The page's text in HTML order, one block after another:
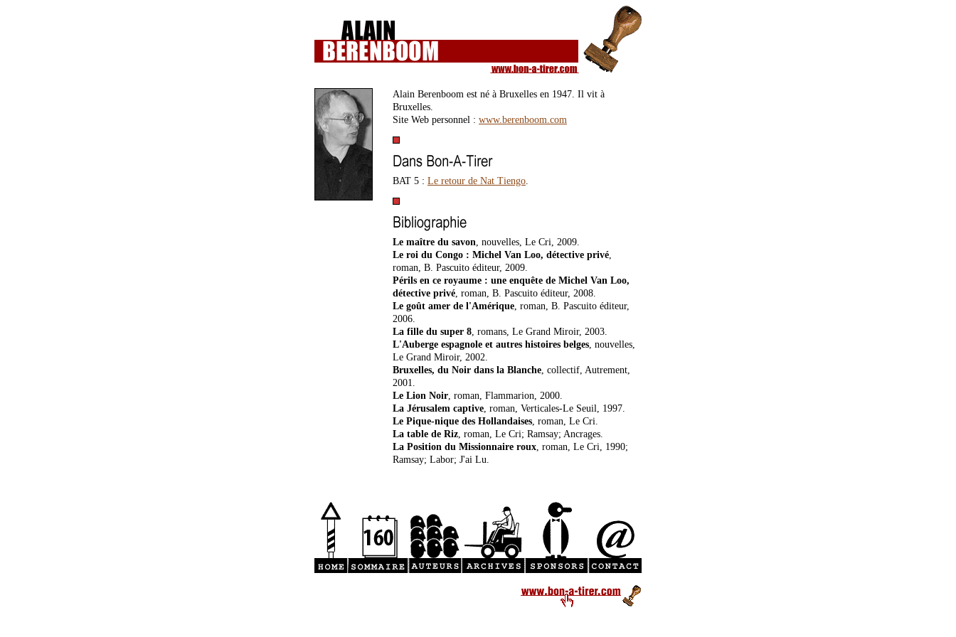
Alain Berenboom est né à Bruxelles en 1947. Il vit à
Bruxelles.
Site Web personnel : www.berenboom.com
BAT 5 : Le retour de Nat Tiengo.
Le maître du savon, nouvelles, Le Cri, 2009.
Le roi du Congo : Michel Van Loo, détective privé,
roman, B. Pascuito éditeur, 2009.
Périls en ce royaume : une enquête de Michel Van Loo,
détective privé, roman, B. Pascuito éditeur, 2008.
Le goût amer de l'Amérique, roman, B. Pascuito éditeur,
2006.
La fille du super 8, romans, Le Grand Miroir, 2003.
L'Auberge espagnole et autres histoires belges, nouvelles,
Le Grand Miroir, 2002.
Bruxelles, du Noir dans la Blanche, collectif, Autrement,
2001.
Le Lion Noir, roman, Flammarion, 2000.
La Jérusalem captive, roman, Verticales-Le Seuil, 1997.
Le Pique-nique des Hollandaises, roman, Le Cri.
La table de Riz, roman, Le Cri; Ramsay; Ancrages.
La Position du Missionnaire roux, roman, Le Cri, 1990;
Ramsay; Labor; J'ai Lu.